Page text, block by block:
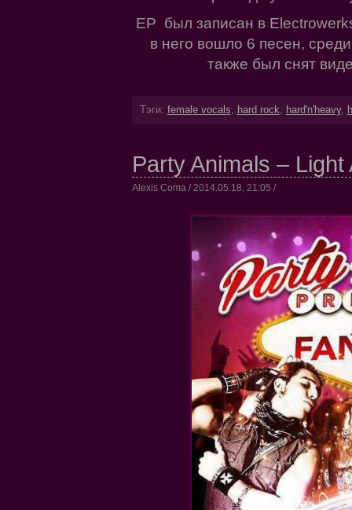
EP был записан в
в него вошло 6 песен,
также был снят
Тэги: female vocals hard rock hard'n'heavy,
Party Animals –
Alexis Coma / 2014.05.18, 21:05 /